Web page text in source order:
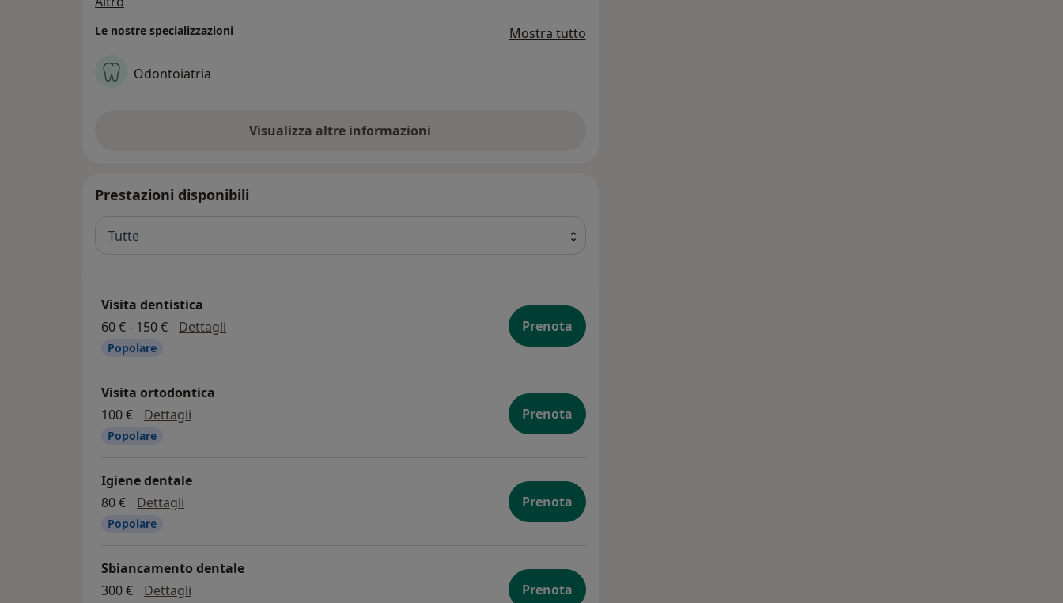
Tecnologia avanzata, mani esperte e un cuore che ascolta.
reciproca.
Le nostre specializzazioni Mostra tutto
Odontoiatria
Visualizza altre informazioni
Prestazioni disponibili
Tutte
Visita dentistica
60 € - 150 €
Dettagli
Popolare
Prenota
Visita ortodontica
100 €
Dettagli
Popolare
Prenota
Igiene dentale
80 €
Dettagli
Popolare
Prenota
Sbiancamento dentale
300 €
Dettagli Prenota